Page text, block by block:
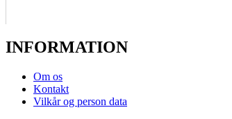
INFORMATION
Om os
Kontakt
Vilkår og person data